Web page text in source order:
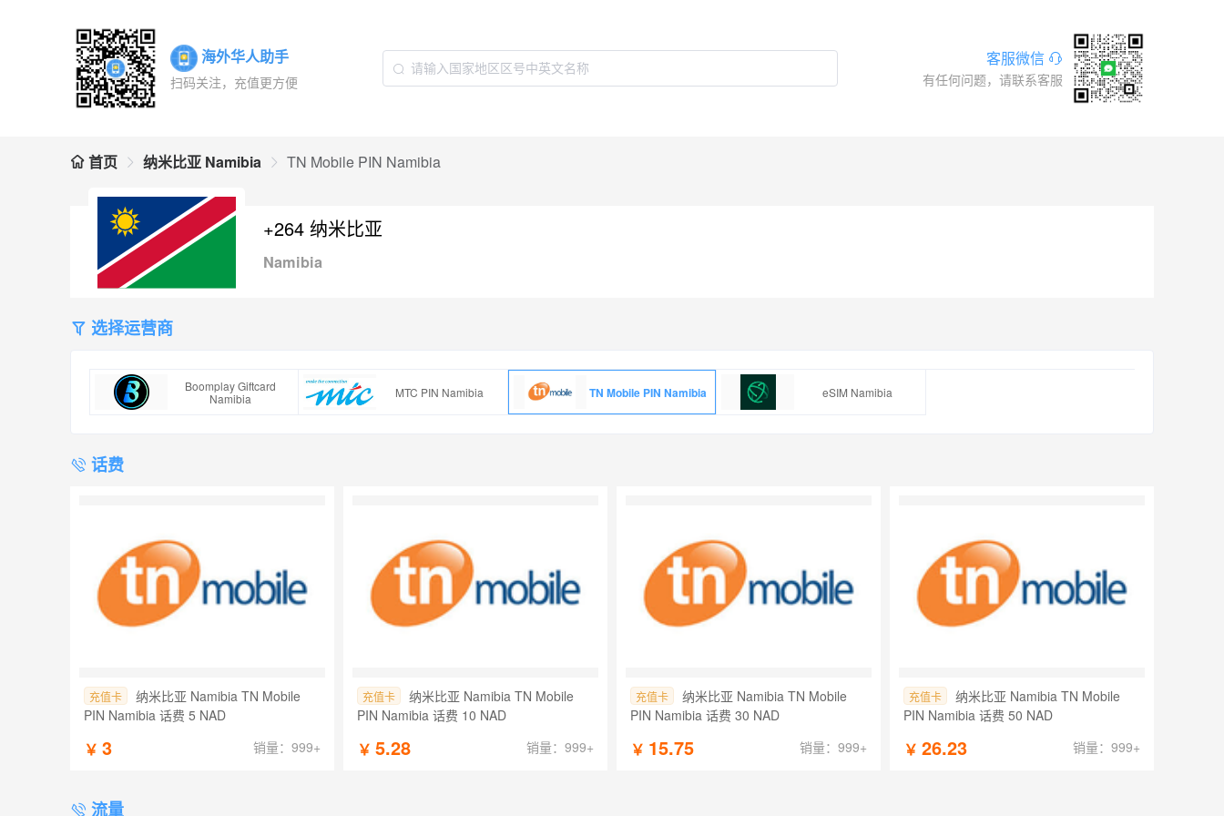
海外华人助手
扫码关注，充值更方便
客服微信
有任何问题，请联系客服
首页 纳米比亚 Namibia TN Mobile PIN Namibia
+264 纳米比亚
Namibia
选择运营商
Boomplay Giftcard
Namibia
MTC PIN Namibia TN Mobile PIN Namibia eSIM Namibia
话费
充值卡
纳米比亚 Namibia TN Mobile
PIN Namibia 话费 5 NAD
￥ 3 销量：999+
充值卡
纳米比亚 Namibia TN Mobile
PIN Namibia 话费 10 NAD
￥ 5.28 销量：999+
充值卡
纳米比亚 Namibia TN Mobile
PIN Namibia 话费 30 NAD
￥ 15.75 销量：999+
充值卡
纳米比亚 Namibia TN Mobile
PIN Namibia 话费 50 NAD
￥ 26.23 销量：999+
流量